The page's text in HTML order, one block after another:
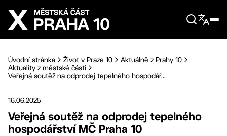
Přejít na hlavní obsah
Úvodní stránka Život v Praze 10
Aktuálně z Prahy 10
Aktuality z městské části
Veřejná soutěž na odprodej tepelného hospodář...
16.06.2025
Veřejná soutěž na odprodej tepelného
hospodářství MČ Praha 10